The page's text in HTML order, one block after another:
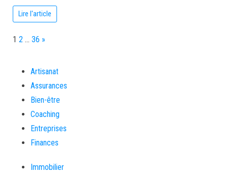
Lire l'article
Page:
1 2 … 36 Next
»
Artisanat
Assurances
Bien-être
Coaching
Entreprises
Finances
Immobilier